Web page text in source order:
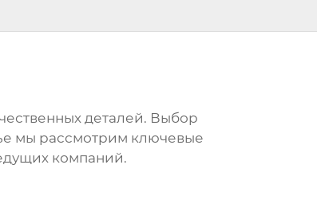
деталей. Выбор
мы рассмотрим ключевые
компаний.